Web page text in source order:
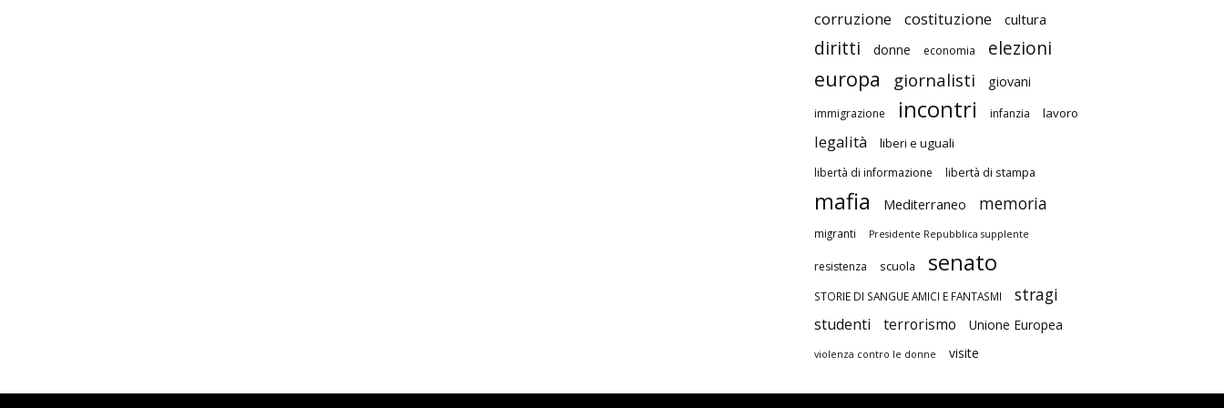
corruzione costituzione cultura
diritti donne economia elezioni
europa giornalisti giovani
immigrazione incontri infanzia lavoro
legalità liberi e uguali
libertà di informazione libertà di stampa
mafia Mediterraneo memoria
migranti Presidente Repubblica supplente
resistenza scuola senato
STORIE DI SANGUE AMICI E FANTASMI stragi
studenti terrorismo Unione Europea
violenza contro le donne visite